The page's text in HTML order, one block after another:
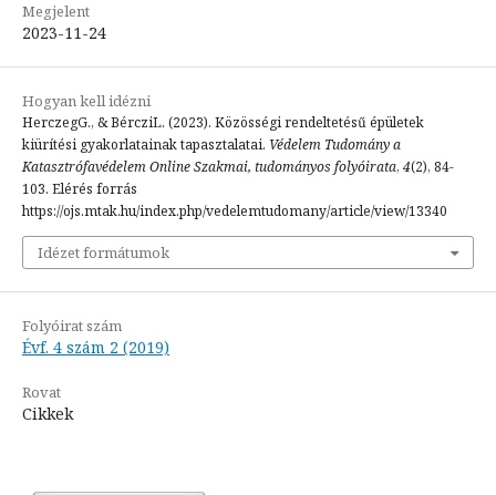
Megjelent
2023-11-24
Hogyan kell idézni
HerczegG., & BércziL. (2023). Közösségi rendeltetésű épületek
kiürítési gyakorlatainak tapasztalatai. Védelem Tudomány a
Katasztrófavédelem Online Szakmai, tudományos folyóirata, 4(2), 84-
103. Elérés forrás
https://ojs.mtak.hu/index.php/vedelemtudomany/article/view/13340
Idézet formátumok
Folyóirat szám
Évf. 4 szám 2 (2019)
Rovat
Cikkek